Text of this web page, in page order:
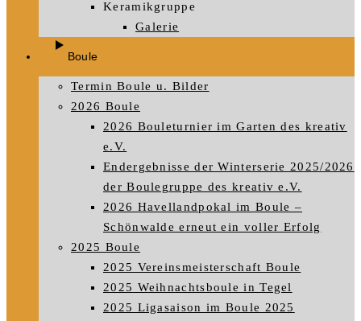
Keramikgruppe
Galerie
Boule
Termin Boule u. Bilder
2026 Boule
2026 Bouleturnier im Garten des kreativ
e.V.
Endergebnisse der Winterserie 2025/2026
der Boulegruppe des kreativ e.V.
2026 Havellandpokal im Boule –
Schönwalde erneut ein voller Erfolg
2025 Boule
2025 Vereinsmeisterschaft Boule
2025 Weihnachtsboule in Tegel
2025 Ligasaison im Boule 2025